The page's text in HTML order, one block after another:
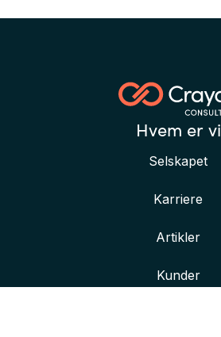
Hvem er vi
Selskapet
Karriere
Artikler
Kunder